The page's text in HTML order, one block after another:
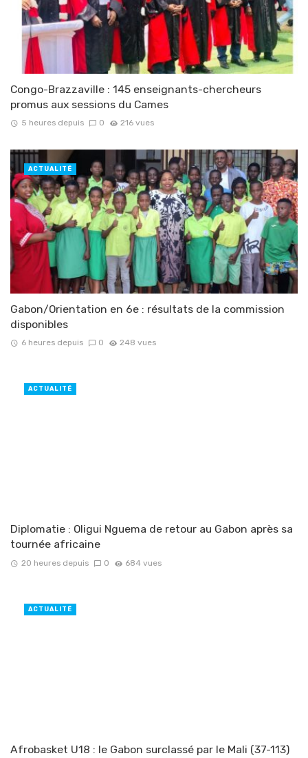
Congo-Brazzaville : 145 enseignants-chercheurs
promus aux sessions du Cames
5 heures depuis 0 216 vues
Gabon/Orientation en 6e : résultats de la commission
disponibles
6 heures depuis 0 248 vues
ACTUALITÉ
Diplomatie : Oligui Nguema de retour au Gabon après sa
tournée africaine
20 heures depuis 0 684 vues
ACTUALITÉ
Afrobasket U18 : le Gabon surclassé par le Mali (37-113)
ACTUALITÉ